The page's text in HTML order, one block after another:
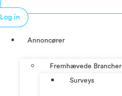
Log in
Annoncører
Fremhævede Brancher
Surveys